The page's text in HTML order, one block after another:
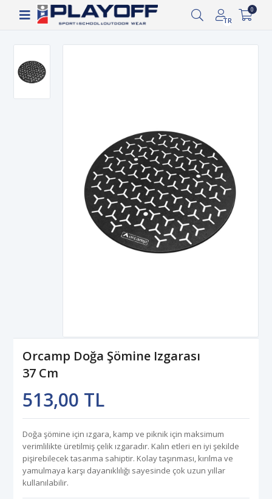
Siparişin 2-8 iş günü arasında kargoya verilecektir.
TR
0
Orcamp Doğa Şömine Izgarası
37 Cm
513,00 TL
Doğa şömine için ızgara, kamp ve piknik için maksimum
verimlilikte üretilmiş çelik ızgaradır. Kalın etleri en iyi şekilde
pişirebilecek tasarıma sahiptir. Kolay taşınması, kırılma ve
yamulmaya karşı dayanıklılığı sayesinde çok uzun yıllar
kullanılabilir.